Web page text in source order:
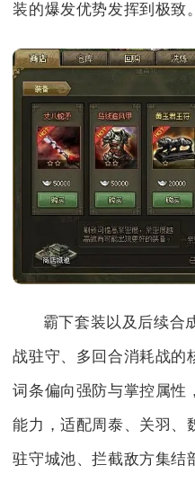
装的爆发优势发挥到极致。
霸下套装以及后续合
战驻守、多回合消耗战的
词条偏向强防与掌控属性
能力，适配周泰、关羽、
驻守城池、拦截敌方集结